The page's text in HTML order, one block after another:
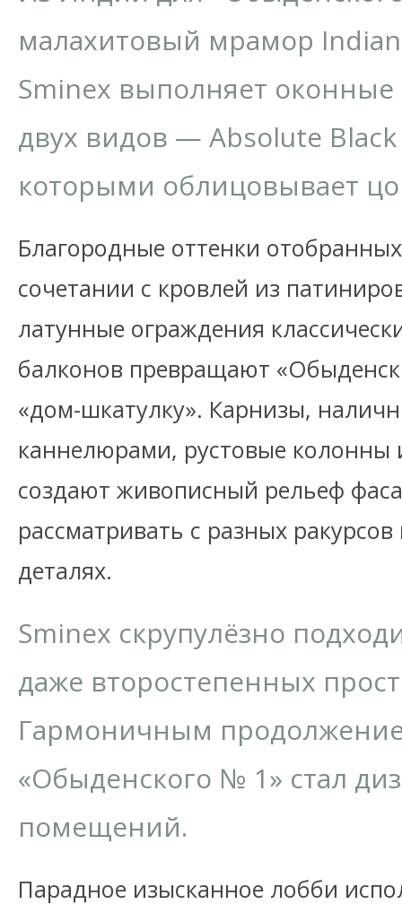
малахитовый мрамор Indian
Sminex выполняет оконные
двух видов — Absolute
которыми облицовывает
Благородные оттенки
сочетании с кровлей из
латунные ограждения
балконов превращают
«дом-шкатулку». Карнизы,
каннелюрами, рустовые колонны
создают живописный рельеф
рассматривать с разных
деталях.
Sminex скрупулёзно
даже второстепенных
Гармоничным
«Обыденского № 1» стал
помещений.
Парадное изысканное лобби